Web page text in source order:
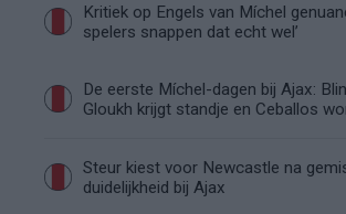
Kritiek op Engels van Míchel
spelers snappen dat echt wel’
De eerste Míchel-dagen bij Ajax:
Gloukh krijgt standje en Ceballos
Steur kiest voor Newcastle na
duidelijkheid bij Ajax